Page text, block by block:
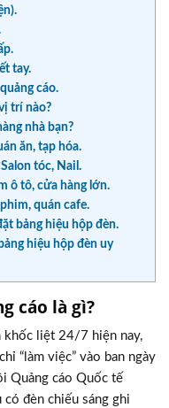
tay.
cáo.
trí nào?
nhà bạn?
ăn, tạp hóa.
tóc, Nail.
ô tô, cửa hàng lớn.
quán cafe.
bảng hiệu hộp đèn.
hiệu hộp đèn uy
cáo là gì?
khốc liệt 24/7 hiện nay,
“làm việc” vào ban ngày
Quảng cáo Quốc tế
có đèn chiếu sáng ghi